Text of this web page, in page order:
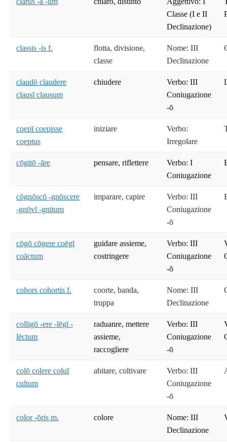
Classe (I e II
Declinazione)
classis -is f.
flotta, divisione,
classe
Nome: III
Declinazione
claudō claudere
clausī clausum
chiudere
Verbo: III
Coniugazione
-ō
coepī coepisse
coeptus
iniziare
Verbo:
Irregolare
cōgitō -āre pensare, riflettere
Verbo: I
Coniugazione
cōgnōscō -gnōscere
-gnōvī -gnitum
imparare, capire
Verbo: III
Coniugazione
-ō
cōgō cōgere coēgī
coāctum
guidare assieme,
costringere
Verbo: III
Coniugazione
-ō
cohors cohortis f.
coorte, banda,
truppa
Nome: III
Declinazione
colligō -ere -lēgī -
lēctum
raduanre, mettere
assieme,
raccogliere
Verbo: III
Coniugazione
-ō
colō colere coluī
cultum
abitare, coltivare
Verbo: III
Coniugazione
-ō
color -ōris m. colore
Nome: III
Declinazione